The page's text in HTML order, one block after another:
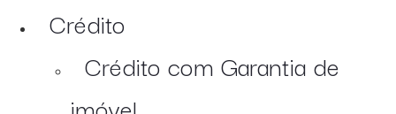
Crédito
Crédito com Garantia de